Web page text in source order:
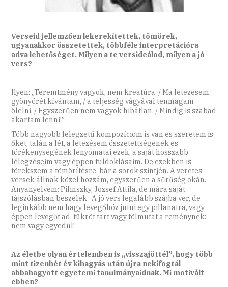
Verseid jellemzően lekerekítettek, tömörek,
ugyanakkor összetettek, többféle interpretációra
adva lehetőséget. Milyen a te versideálod, milyen a jó
vers?
Ilyen: „Teremtmény vagyok, nem kreatúra. / Ma létezésem
gyönyörét kívántam, / a teljesség vágyával tenmagam
ölelni. / Egyszerűen nem vagyok hibátlan. / Mindig is szabad
akartam lenni!”
Több nagyobb lélegzetű kompozícióm is van és szeretem is
őket, talán a lét, a létezésem összetettségének és
törékenységének lenyomatai ezek, a saját hosszabb
lélegzéseim vagy éppen fuldoklásaim. De ezekben is
törekszem a tömörítésre, bár a sorok szintjén. A veretes
versek állnak közel hozzám, egyszerűen a sűrűség okán.
Anyanyelvem: Pilinszky, József Attila, de mára saját
tájszólásban beszélek. A jó vers legalább szájba ver, de
leginkább nem hagy levegőhöz jutni egy pillanatra, vagy
éppen levegőt ad, tükröt tart vagy fölmutat a reménynek:
nem vagy egyedül!
Az életbe olyan értelemben is „visszajöttél”, hogy több
mint tizenhét év kihagyás után újra nekifogtál
abbahagyott egyetemi tanulmányaidnak. Mi motivált
ebben?